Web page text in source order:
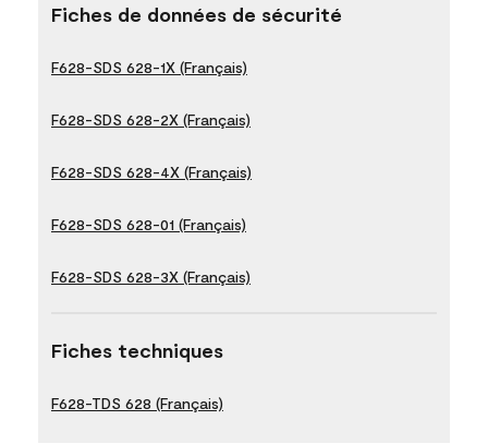
Fiches de données de sécurité
F628-SDS 628-1X (Français)
F628-SDS 628-2X (Français)
F628-SDS 628-4X (Français)
F628-SDS 628-01 (Français)
F628-SDS 628-3X (Français)
Fiches techniques
F628-TDS 628 (Français)